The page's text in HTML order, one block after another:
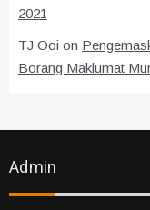
2021
TJ Ooi on
Borang Maklumat
Admin